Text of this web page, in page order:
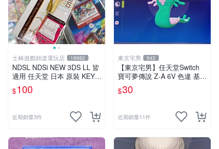
士林遊戲頻道電玩店 19982
NDSL NDSi NEW 3DS LL 皆
適用 任天堂 日本 原裝 KEYS
FACTORY 伸縮式 觸控筆 米
黃色
$100
近期銷量3件
東京宅男 543
【東京宅男】任天堂Switch
寶可夢傳說 Z-A 6V 色違 基格
爾德 官方配布
$30
近期銷量11件